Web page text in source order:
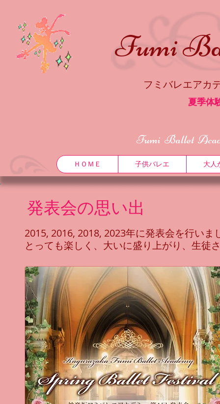
Fumi
フミバレエアカ
夏季体
Fumi Ballet
ＨＯＭＥ 子供バレエ 大人
発表会の思い出
2015, 2016, 2018, 2023年に発表会を行い
とっても楽しく、大いに盛り上がり、生徒